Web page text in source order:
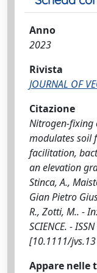
Anno
2023
Rivista
JOURNAL OF
Citazione
Nitrogen‐fixing
modulates soil
facilitation,
an elevation
Stinca, A.,
Gian Pietro
R., Zotti, M.. -
SCIENCE. -
[10.1111/
Appare nelle